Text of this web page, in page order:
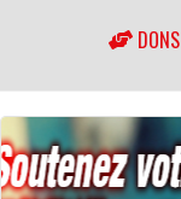
DONS